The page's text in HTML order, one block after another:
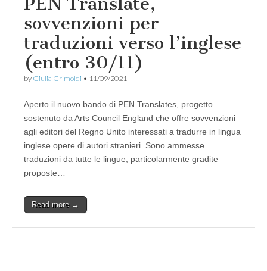
sovvenzioni per
traduzioni verso l’inglese
(entro 30/11)
by Giulia Grimoldi • 11/09/2021
Aperto il nuovo bando di PEN Translates, progetto
sostenuto da Arts Council England che offre sovvenzioni
agli editori del Regno Unito interessati a tradurre in lingua
inglese opere di autori stranieri. Sono ammesse
traduzioni da tutte le lingue, particolarmente gradite
proposte…
Read more →